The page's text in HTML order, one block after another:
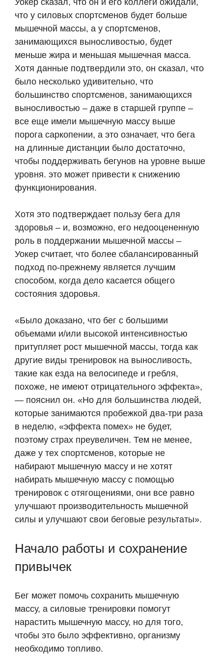
Уокер сказал, что он и его коллеги ожидали,
что у силовых спортсменов будет больше
мышечной массы, а у спортсменов,
занимающихся выносливостью, будет
меньше жира и меньшая мышечная масса.
Хотя данные подтвердили это, он сказал, что
было несколько удивительно, что
большинство спортсменов, занимающихся
выносливостью – даже в старшей группе –
все еще имели мышечную массу выше
порога саркопении, а это означает, что бега
на длинные дистанции было достаточно,
чтобы поддерживать бегунов на уровне выше
уровня. это может привести к снижению
функционирования.
Хотя это подтверждает пользу бега для
здоровья – и, возможно, его недооцененную
роль в поддержании мышечной массы –
Уокер считает, что более сбалансированный
подход по-прежнему является лучшим
способом, когда дело касается общего
состояния здоровья.
«Было доказано, что бег с большими
объемами и/или высокой интенсивностью
притупляет рост мышечной массы, тогда как
другие виды тренировок на выносливость,
такие как езда на велосипеде и гребля,
похоже, не имеют отрицательного эффекта»,
— пояснил он. «Но для большинства людей,
которые занимаются пробежкой два-три раза
в неделю, «эффекта помех» не будет,
поэтому страх преувеличен. Тем не менее,
даже у тех спортсменов, которые не
набирают мышечную массу и не хотят
набирать мышечную массу с помощью
тренировок с отягощениями, они все равно
улучшают производительность мышечной
силы и улучшают свои беговые результаты».
Начало работы и сохранение
привычек
Бег может помочь сохранить мышечную
массу, а силовые тренировки помогут
нарастить мышечную массу, но для того,
чтобы это было эффективно, организму
необходимо топливо.